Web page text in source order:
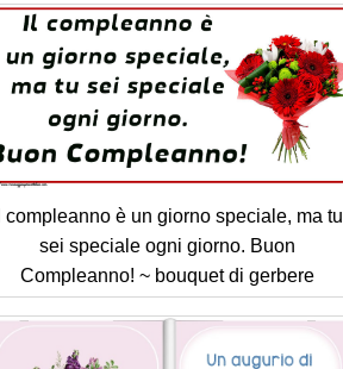
Il compleanno è un giorno speciale, ma tu
sei speciale ogni giorno. Buon
Compleanno! ~ bouquet di gerbere